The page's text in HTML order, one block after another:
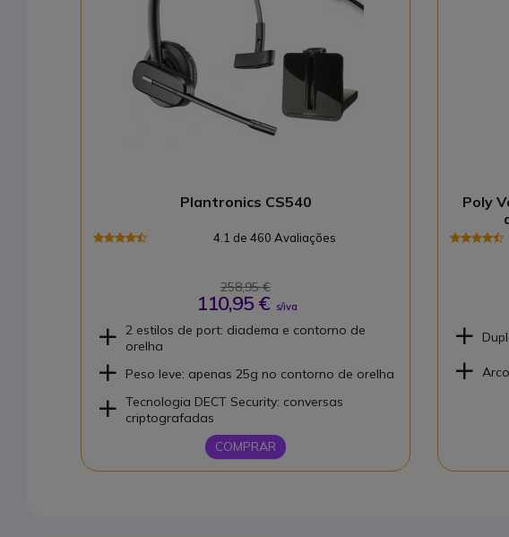
Poly
Plantronics CS540
4.1 de 460 Avaliações
258,95 €
110,95 € s/iva
2 estilos de port: diadema e contorno de
orelha
Peso leve: apenas 25g no contorno de orelha
Tecnologia DECT Security: conversas
criptografadas
COMPRAR